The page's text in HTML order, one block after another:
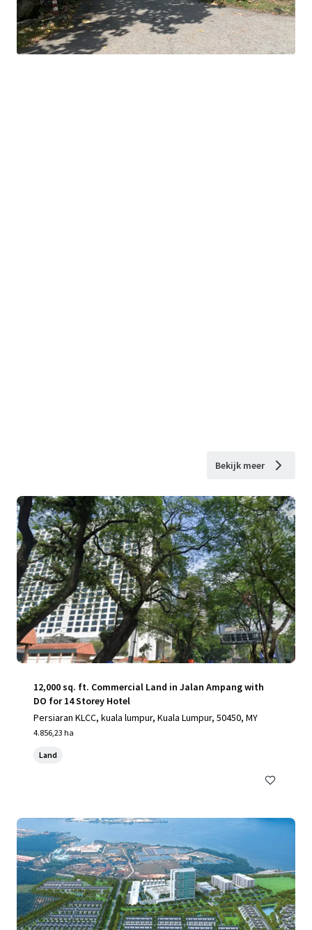
Bekijk meer
12,000 sq. ft. Commercial Land in Jalan Ampang with
DO for 14 Storey Hotel
Persiaran KLCC, kuala lumpur, Kuala Lumpur, 50450, MY
4.856,23 ha
Land